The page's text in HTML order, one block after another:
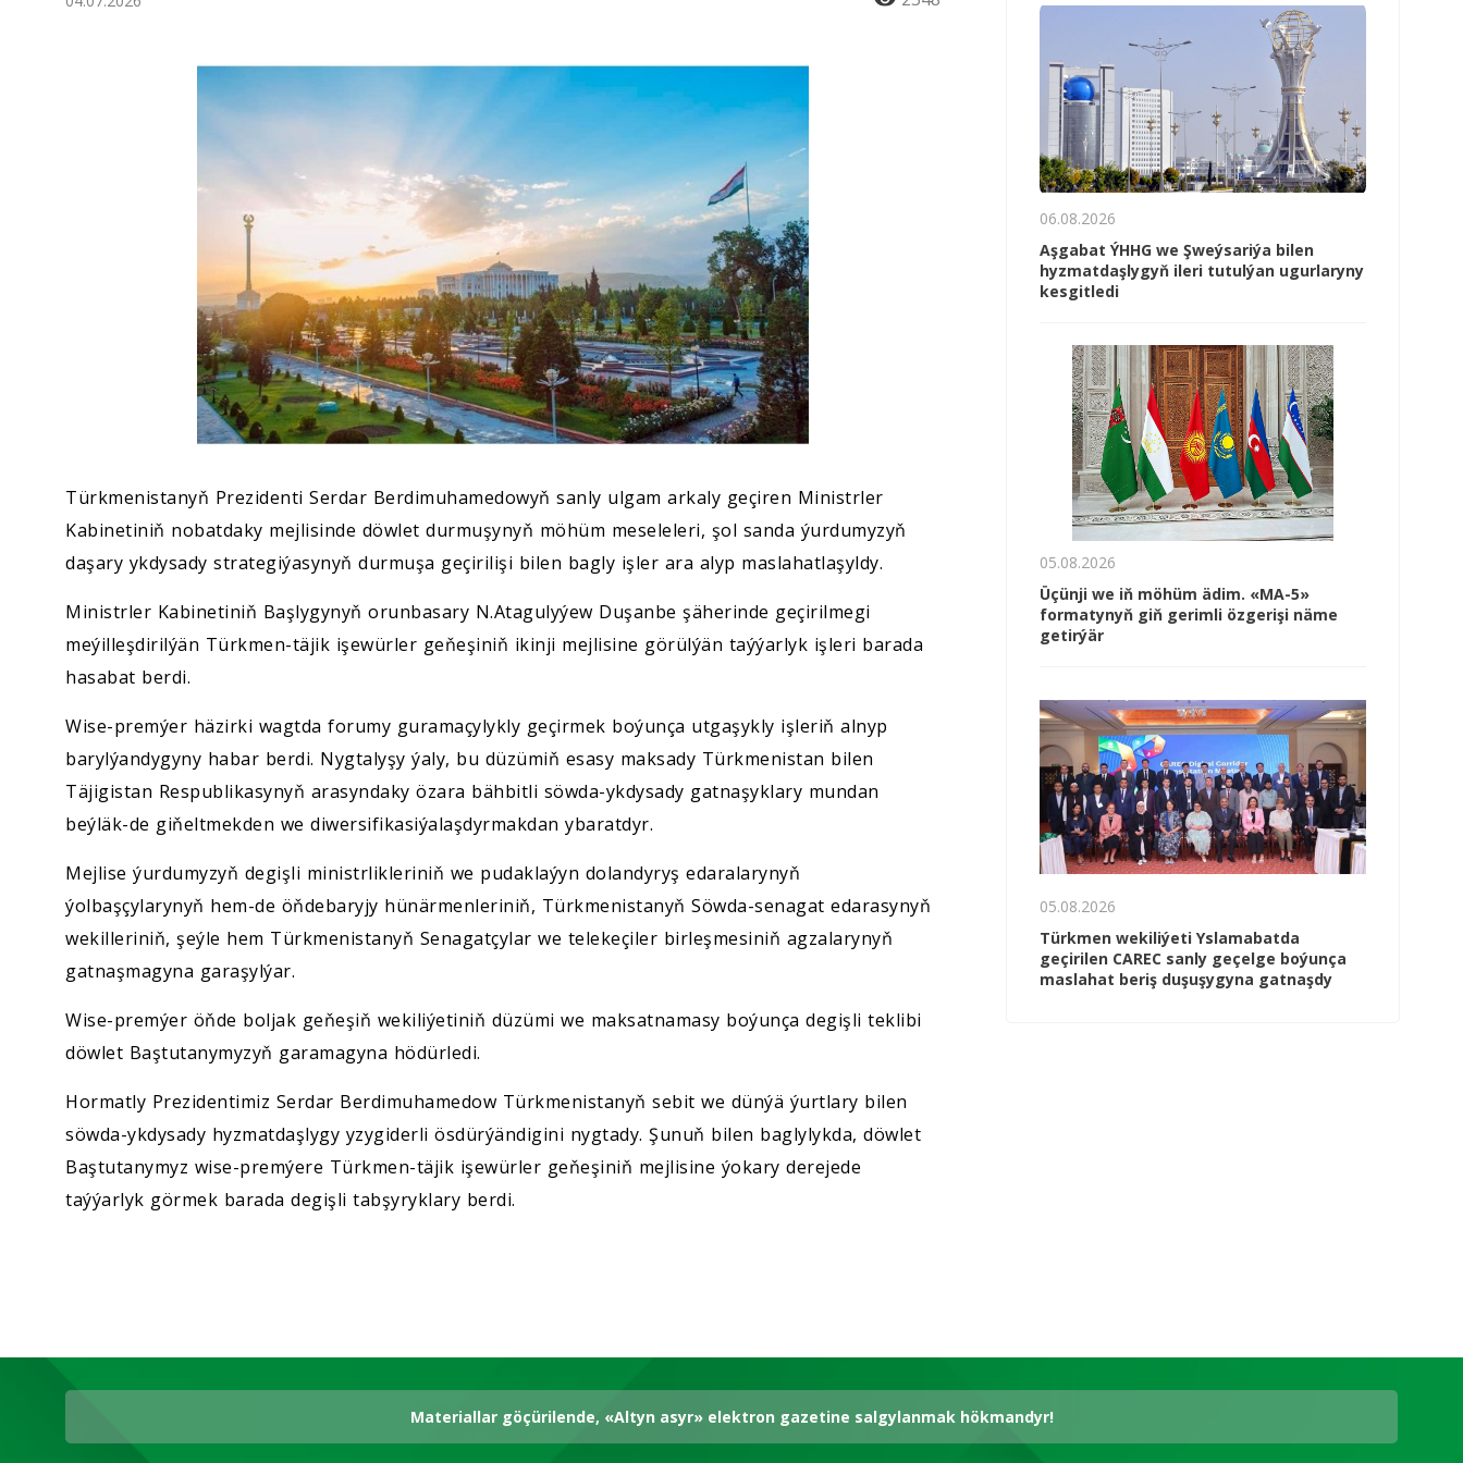
Jemgyýet
Ylym
Sport
Türkmenistanyň Prezidenti Serdar Berdimuhamedowyň sanly ulgam arkaly geçiren Ministrler
Kabinetiniň nobatdaky mejlisinde döwlet durmuşynyň möhüm meseleleri, şol sanda ýurdumyzyň
daşary ykdysady strategiýasynyň durmuşa geçirilişi bilen bagly işler ara alyp maslahatlaşyldy.
Ministrler Kabinetiniň Başlygynyň orunbasary N.Atagulyýew Duşanbe şäherinde geçirilmegi
meýilleşdirilýän Türkmen-täjik işewürler geňeşiniň ikinji mejlisine görülýän taýýarlyk işleri barada
hasabat berdi.
Wise-premýer häzirki wagtda forumy guramaçylykly geçirmek boýunça utgaşykly işleriň alnyp
barylýandygyny habar berdi. Nygtalyşy ýaly, bu düzümiň esasy maksady Türkmenistan bilen
Täjigistan Respublikasynyň arasyndaky özara bähbitli söwda-ykdysady gatnaşyklary mundan
beýläk-de giňeltmekden we diwersifikasiýalaşdyrmakdan ybaratdyr.
Mejlise ýurdumyzyň degişli ministrlikleriniň we pudaklaýyn dolandyryş edaralarynyň
ýolbaşçylarynyň hem-de öňdebaryjy hünärmenleriniň, Türkmenistanyň Söwda-senagat edarasynyň
wekilleriniň, şeýle hem Türkmenistanyň Senagatçylar we telekeçiler birleşmesiniň agzalarynyň
gatnaşmagyna garaşylýar.
Wise-premýer öňde boljak geňeşiň wekiliýetiniň düzümi we maksatnamasy boýunça degişli teklibi
döwlet Baştutanymyzyň garamagyna hödürledi.
Hormatly Prezidentimiz Serdar Berdimuhamedow Türkmenistanyň sebit we dünýä ýurtlary bilen
söwda-ykdysady hyzmatdaşlygy yzygiderli ösdürýändigini nygtady. Şunuň bilen baglylykda, döwlet
Baştutanymyz wise-premýere Türkmen-täjik işewürler geňeşiniň mejlisine ýokary derejede
taýýarlyk görmek barada degişli tabşyryklary berdi.
06.08.2026
Aşgabat ÝHHG we Şweýsariýa bilen
hyzmatdaşlygyň ileri tutulýan ugurlaryny
kesgitledi
05.08.2026
Üçünji we iň möhüm ädim. «MA-5»
formatynyň giň gerimli özgerişi näme
getirýär
05.08.2026
Türkmen wekiliýeti Yslamabatda
geçirilen CAREC sanly geçelge boýunça
maslahat beriş duşuşygyna gatnaşdy
Materiallar göçürilende, «Altyn asyr» elektron gazetine salgylanmak hökmandyr!